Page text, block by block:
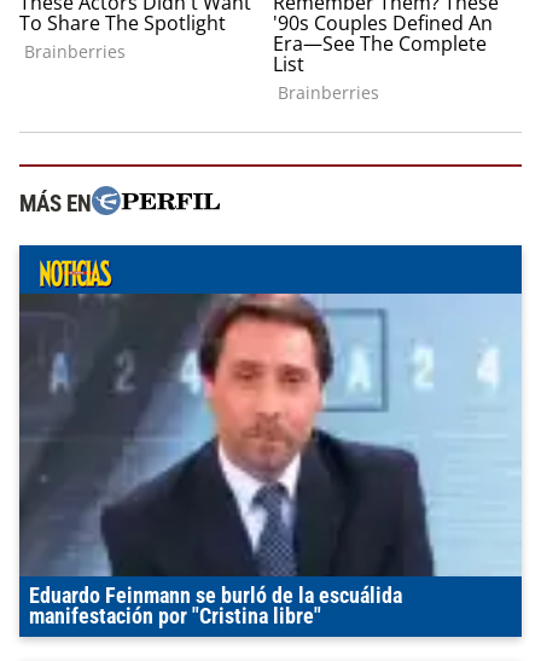
MÁS EN
Eduardo Feinmann se burló de la escuálida
manifestación por "Cristina libre"